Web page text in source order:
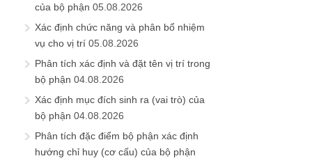
của bộ phận 05.08.2026
Xác định chức năng và phân bổ nhiệm
vụ cho vị trí 05.08.2026
Phân tích xác định và đặt tên vị trí trong
bộ phận 04.08.2026
Xác định mục đích sinh ra (vai trò) của
bộ phận 04.08.2026
Phân tích đặc điểm bộ phận xác định
hướng chỉ huy (cơ cấu) của bộ phận